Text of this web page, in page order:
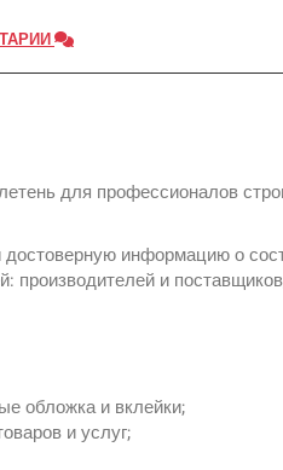
для профессионалов
информацию о
производителей и
обложка и вклейки;
и услуг;